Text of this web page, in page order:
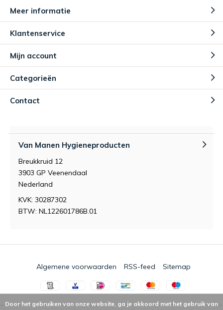
Meer informatie
Klantenservice
Mijn account
Categorieën
Contact
Van Manen Hygieneproducten
Breukkruid 12
3903 GP Veenendaal
Nederland
KVK: 30287302
BTW: NL122601786B.01
Algemene voorwaarden RSS-feed Sitemap
Door het gebruiken van onze website, ga je akkoord met het gebruik van